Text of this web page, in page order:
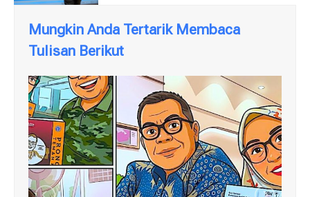
Mungkin Anda Tertarik Membaca
Tulisan Berikut